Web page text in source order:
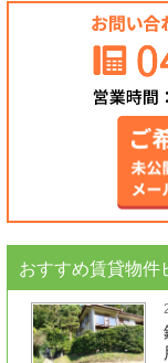
おすすめ賃貸物件